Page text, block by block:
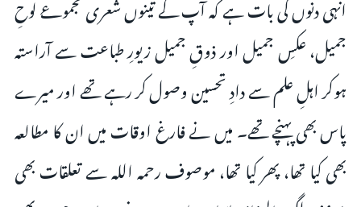
جمیل، عکسِ جمیل اور ذوقِ جمیل زیورِ طباعت سے آراستہ
ہوکر اہلِ علم سے دادِ تحسین وصول کر رہے تھے اور میرے
پاس بھی پہنچے تھے۔ میں نے فارغ اوقات میں ان کا مطالعہ
بھی کیا تھا، پھر کیا تھا، موصوف رحمہ اللہ سے تعلقات بھی